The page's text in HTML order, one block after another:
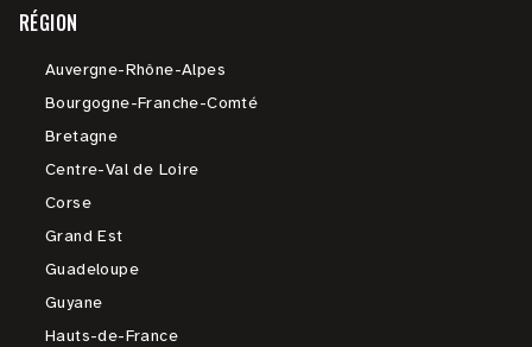
RÉGION
Auvergne-Rhône-Alpes
Bourgogne-Franche-Comté
Bretagne
Centre-Val de Loire
Corse
Grand Est
Guadeloupe
Guyane
Hauts-de-France